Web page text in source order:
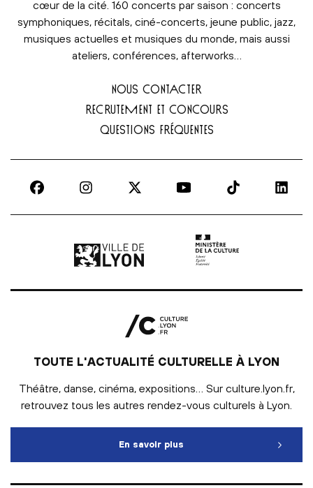
cœur de la cité. 160 concerts par saison : concerts
symphoniques, récitals, ciné-concerts, jeune public, jazz,
musiques actuelles et musiques du monde, mais aussi
ateliers, conférences, afterworks…
NOUS CONTACTER
RECRUTEMENT ET CONCOURS
QUESTIONS FRÉQUENTES
Ville de Lyon | lien externeMinistère de la culture
TOUTE L'ACTUALITÉ CULTURELLE À LYON
Théâtre, danse, cinéma, expositions… Sur culture.lyon.fr,
retrouvez tous les autres rendez-vous culturels à Lyon.
En savoir plus Toute l'actualité culturelle